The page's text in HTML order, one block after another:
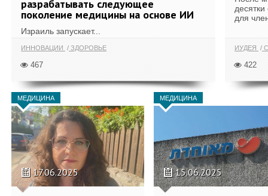
разрабатывать следующее
поколение медицины на основе ИИ
Израиль запускает...
ИННОВАЦИИ ЗДОРОВЬЕ
467
для
ИУДЕЯ
422
МЕДИЦИНА
17.06.2025
МЕДИЦИНА
15.06.2025